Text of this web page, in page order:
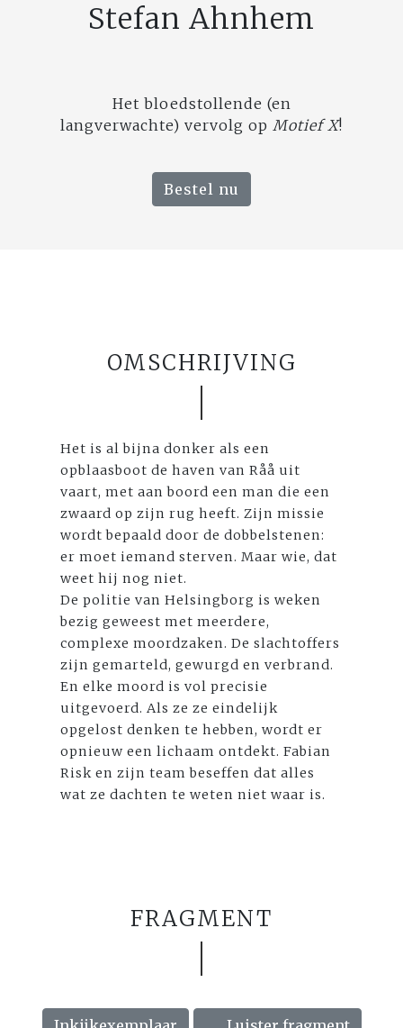
Stefan Ahnhem
Het bloedstollende (en
langverwachte) vervolg op Motief X!
Bestel nu
OMSCHRIJVING
Het is al bijna donker als een
opblaasboot de haven van Råå uit
vaart, met aan boord een man die een
zwaard op zijn rug heeft. Zijn missie
wordt bepaald door de dobbelstenen:
er moet iemand sterven. Maar wie, dat
weet hij nog niet.
De politie van Helsingborg is weken
bezig geweest met meerdere,
complexe moordzaken. De slachtoffers
zijn gemarteld, gewurgd en verbrand.
En elke moord is vol precisie
uitgevoerd. Als ze ze eindelijk
opgelost denken te hebben, wordt er
opnieuw een lichaam ontdekt. Fabian
Risk en zijn team beseffen dat alles
wat ze dachten te weten niet waar is.
FRAGMENT